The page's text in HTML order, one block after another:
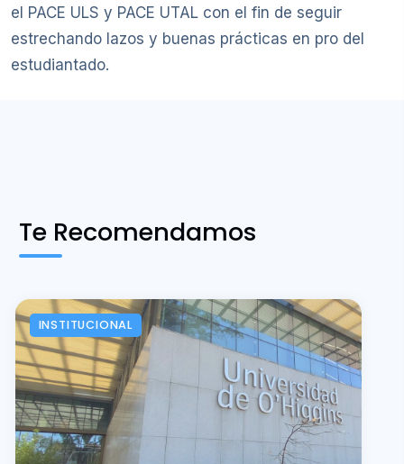
el PACE ULS y PACE UTAL con el fin de seguir
estrechando lazos y buenas prácticas en pro del
estudiantado.
Te Recomendamos
INSTITUCIONAL